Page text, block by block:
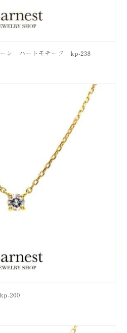
ン ハートモチーフ kp-238
200